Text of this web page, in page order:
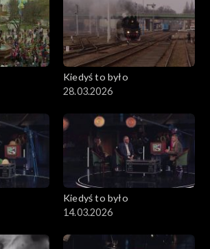
Kiedyś to było
28.03.2026
Kiedyś to było
14.03.2026